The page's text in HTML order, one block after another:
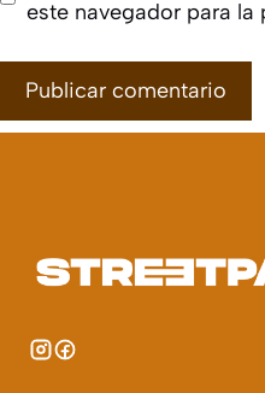
este navegador para la